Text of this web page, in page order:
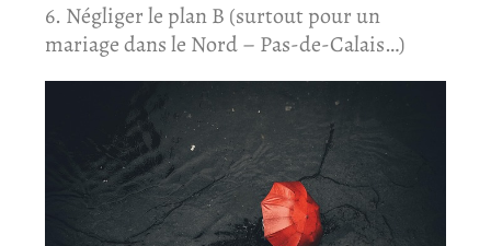
6. Négliger le plan B (surtout pour un
mariage dans le Nord – Pas-de-Calais…)